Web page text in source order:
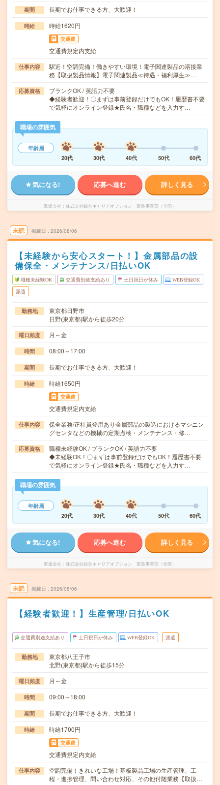
期間 長期でお仕事できる方、大歓迎！
時給 時給1620円
交通費
交通費規定内支給
仕事内容
駅近！空調完備！働きやすい環境！電子関連製品の溶接業
務【取扱製品情報】電子関連製品≪待遇・福利厚生≫…
応募資格
ブランクOK / 英語力不要
◆経験者歓迎！〇まずは事前登録だけでもOK！履歴書不要
で気軽にオンライン登録★氏名・職種などを入力す…
職場の雰囲気
年齢層
20代
30代 40代 50代 60代
気になる! 応募へ進む 詳しく見る
派遣会社 株式会社綜合キャリアオプション 製造事業部（全国）
未読 掲載日 2026/08/06
【未経験から安心スタート！】金属部品の設
備保全・メンテナンス/日払いOK
職種未経験OK 交通費別途支給あり 土日祝日が休み WEB登録OK
派遣
勤務地
東京都日野市
日野(東京都)駅から徒歩20分
曜日頻度 月～金
時間 08:00～17:00
期間 長期でお仕事できる方、大歓迎！
時給 時給1650円
交通費
交通費規定内支給
仕事内容
保全業務/正社員登用あり金属部品の製造におけるマシニン
グセンタなどの機械の定期点検・メンテナンス・修…
応募資格
職種未経験OK / ブランクOK / 英語力不要
◆未経験OK！〇まずは事前登録だけでもOK！履歴書不要
で気軽にオンライン登録★氏名・職種などを入力す…
職場の雰囲気
年齢層
20代
30代 40代 50代 60代
気になる! 応募へ進む 詳しく見る
派遣会社 株式会社綜合キャリアオプション 製造事業部（全国）
未読 掲載日 2026/08/06
【経験者歓迎！】生産管理/日払いOK
交通費別途支給あり 土日祝日が休み WEB登録OK 派遣
勤務地
東京都八王子市
北野(東京都)駅から徒歩15分
曜日頻度 月～金
時間 09:00～18:00
期間 長期でお仕事できる方、大歓迎！
時給 時給1700円
交通費
交通費規定内支給
仕事内容
空調完備！きれいな工場！基板製品工場の生産管理、工
程・進捗管理、問い合わせ対応、その他付随業務【取扱…